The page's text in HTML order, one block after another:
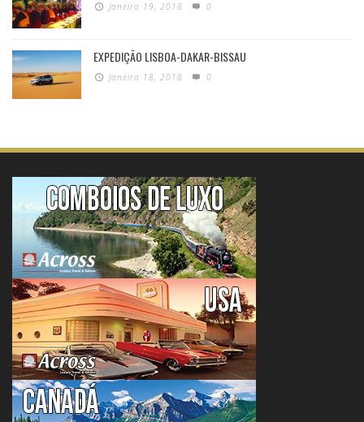
Janeiro 19, 2018 0
EXPEDIÇÃO LISBOA-DAKAR-BISSAU
Janeiro 18, 2018 0